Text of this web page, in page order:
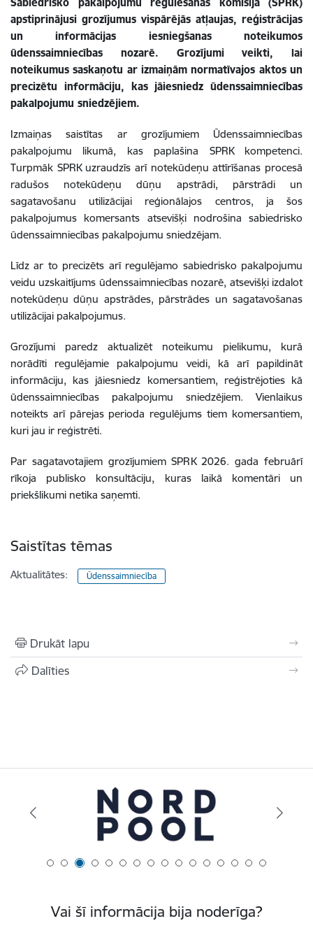
apstiprinājusi grozījumus vispārējās atļaujas, reģistrācijas
un informācijas iesniegšanas noteikumos
ūdenssaimniecības nozarē. Grozījumi veikti, lai
noteikumus saskaņotu ar izmaiņām normatīvajos aktos un
precizētu informāciju, kas jāiesniedz ūdenssaimniecības
pakalpojumu sniedzējiem.
Izmaiņas saistītas ar grozījumiem Ūdenssaimniecības
pakalpojumu likumā, kas paplašina SPRK kompetenci.
Turpmāk SPRK uzraudzīs arī notekūdeņu attīrīšanas procesā
radušos notekūdeņu dūņu apstrādi, pārstrādi un
sagatavošanu utilizācijai reģionālajos centros, ja šos
pakalpojumus komersants atsevišķi nodrošina sabiedrisko
ūdenssaimniecības pakalpojumu sniedzējam.
Līdz ar to precizēts arī regulējamo sabiedrisko pakalpojumu
veidu uzskaitījums ūdenssaimniecības nozarē, atsevišķi izdalot
notekūdeņu dūņu apstrādes, pārstrādes un sagatavošanas
utilizācijai pakalpojumus.
Grozījumi paredz aktualizēt noteikumu pielikumu, kurā
norādīti regulējamie pakalpojumu veidi, kā arī papildināt
informāciju, kas jāiesniedz komersantiem, reģistrējoties kā
ūdenssaimniecības pakalpojumu sniedzējiem. Vienlaikus
noteikts arī pārejas perioda regulējums tiem komersantiem,
kuri jau ir reģistrēti.
Par sagatavotajiem grozījumiem SPRK 2026. gada februārī
rīkoja publisko konsultāciju, kuras laikā komentāri un
priekšlikumi netika saņemti.
Saistītas tēmas
Aktualitātes: Ūdenssaimniecība
Drukāt lapu
Dalīties
Vai šī informācija bija noderīga?